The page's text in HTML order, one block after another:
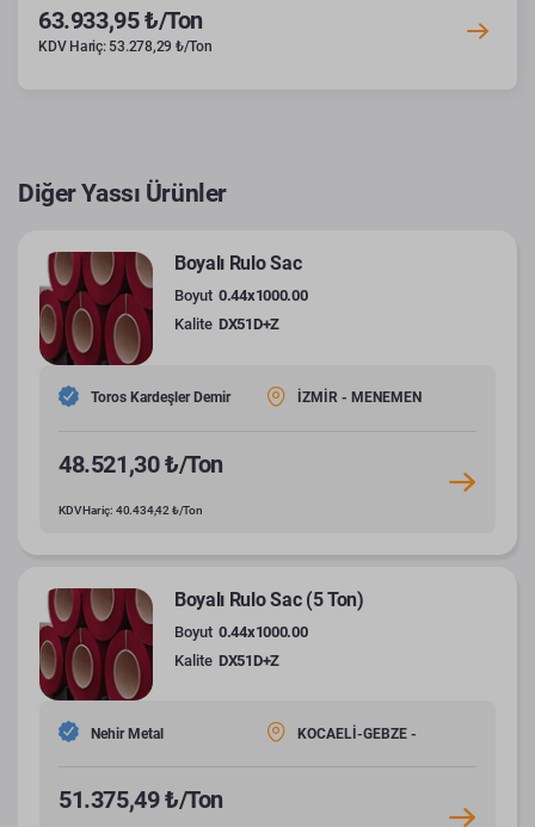
63.933,95 ₺/Ton
KDV Hariç: 53.278,29 ₺/Ton
Diğer Yassı Ürünler
Boyalı Rulo Sac
Boyut 0.44x1000.00
Kalite DX51D+Z
Toros Kardeşler Demir İZMİR - MENEMEN
48.521,30 ₺/Ton
KDV Hariç: 40.434,42 ₺/Ton
Boyalı Rulo Sac (5 Ton)
Boyut 0.44x1000.00
Kalite DX51D+Z
Nehir Metal KOCAELİ-GEBZE -
51.375,49 ₺/Ton